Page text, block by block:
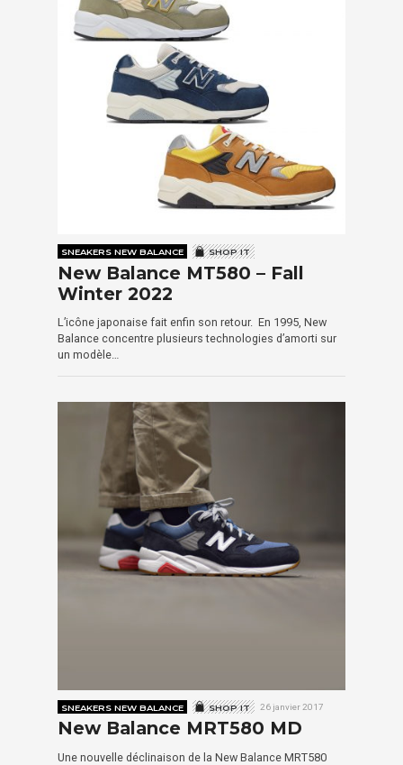
SNEAKERS NEW BALANCE SHOP IT
New Balance MT580 – Fall
Winter 2022
L’icône japonaise fait enfin son retour. En 1995, New
Balance concentre plusieurs technologies d’amorti sur
un modèle…
SNEAKERS NEW BALANCE SHOP IT 26 janvier 2017
New Balance MRT580 MD
Une nouvelle déclinaison de la New Balance MRT580